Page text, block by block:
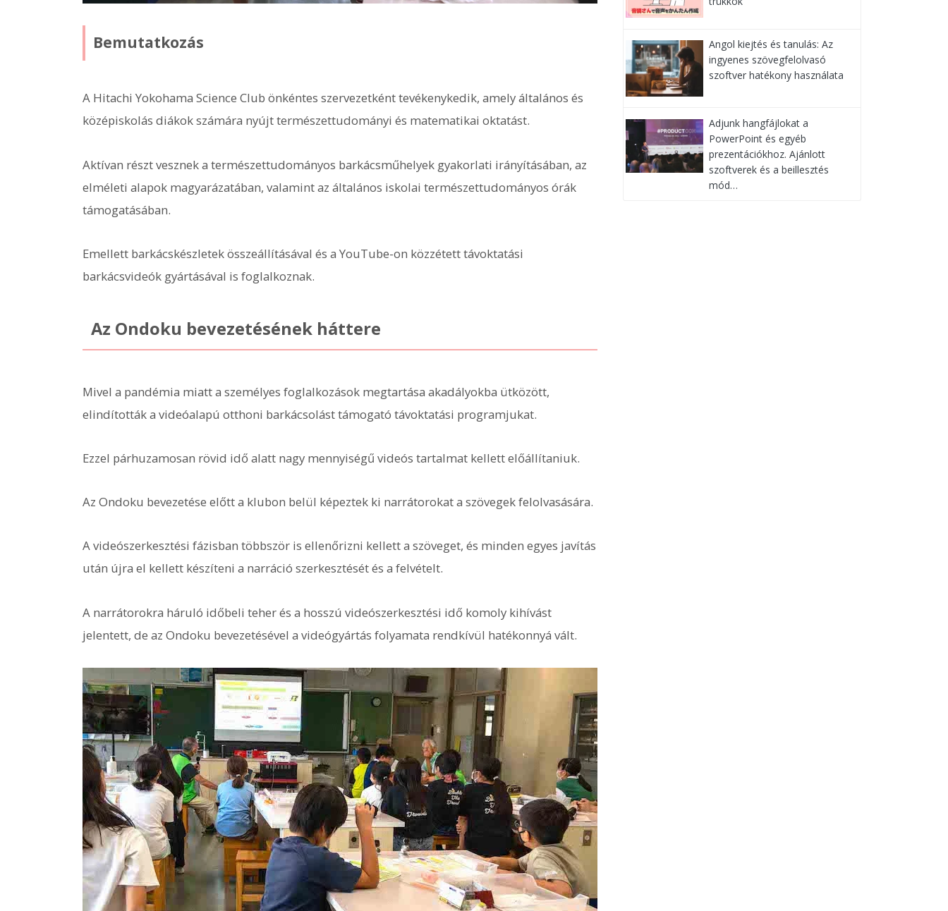
Bemutatkozás
A Hitachi Yokohama Science Club önkéntes szervezetként tevékenykedik, amely általános és
középiskolás diákok számára nyújt természettudományi és matematikai oktatást.
Aktívan részt vesznek a természettudományos barkácsműhelyek gyakorlati irányításában, az
elméleti alapok magyarázatában, valamint az általános iskolai természettudományos órák
támogatásában.
Emellett barkácskészletek összeállításával és a YouTube-on közzétett távoktatási
barkácsvideók gyártásával is foglalkoznak.
Az Ondoku bevezetésének háttere
Mivel a pandémia miatt a személyes foglalkozások megtartása akadályokba ütközött,
elindították a videóalapú otthoni barkácsolást támogató távoktatási programjukat.
Ezzel párhuzamosan rövid idő alatt nagy mennyiségű videós tartalmat kellett előállítaniuk.
Az Ondoku bevezetése előtt a klubon belül képeztek ki narrátorokat a szövegek felolvasására.
A videószerkesztési fázisban többször is ellenőrizni kellett a szöveget, és minden egyes javítás
után újra el kellett készíteni a narráció szerkesztését és a felvételt.
A narrátorokra háruló időbeli teher és a hosszú videószerkesztési idő komoly kihívást
jelentett, de az Ondoku bevezetésével a videógyártás folyamata rendkívül hatékonnyá vált.
Angol kiejtés és tanulás: Az
ingyenes szövegfelolvasó
szoftver hatékony használata
Adjunk hangfájlokat a
PowerPoint és egyéb
prezentációkhoz. Ajánlott
szoftverek és a beillesztés
mód…